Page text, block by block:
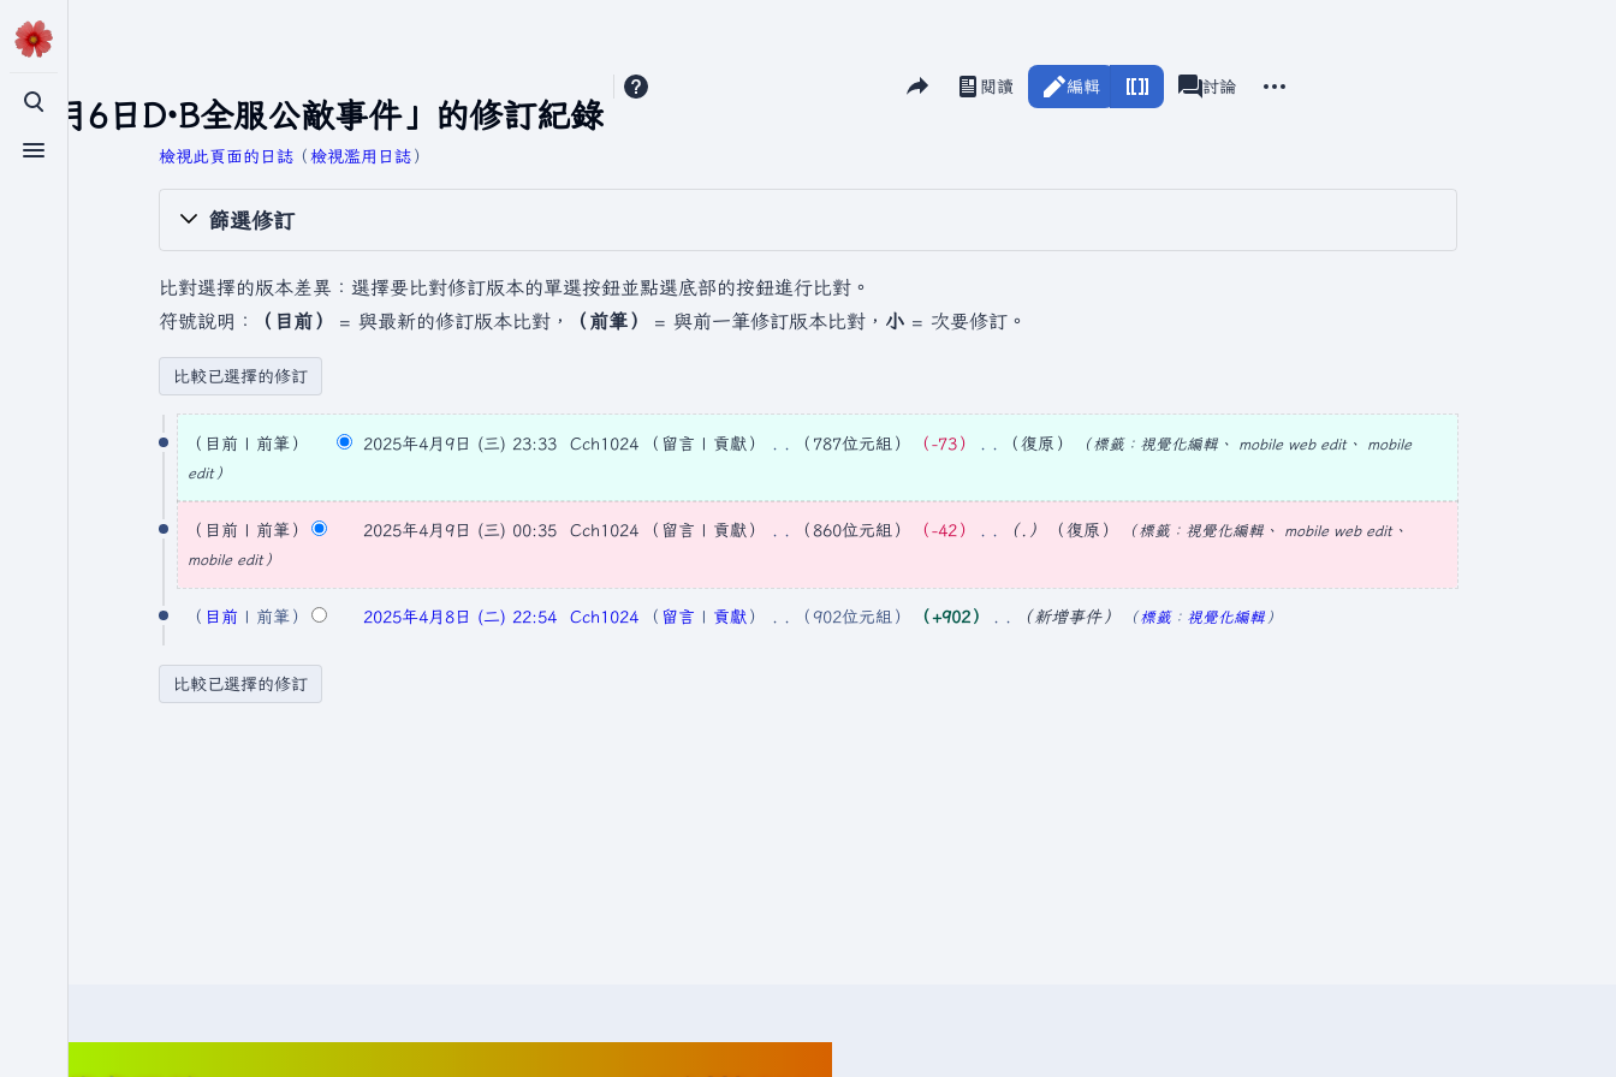
切換搜尋
切換選單
「4月6日D·B全服公敵事件」的修訂紀錄
分享此頁面
視圖閱讀 編輯
檢視歷史 associated-pages
頁面
討論
檢視此頁面的日誌 ​（檢視濫用日誌）
篩選修訂
比對選擇的版本差異：選擇要比對修訂版本的單選按鈕並點選底部的按鈕進行比對。
符號說明：
（目前） = 與最新的修訂版本比對， （前筆） = 與前一筆修訂版本比對， 小 = 次要修訂。
2
5
年
月
9
日
目前 前筆 2025年4月9日 (三) 23:33 Cch1024 留言 貢獻 787位元組
−73
無
編
輯
摘
要
復原 標籤： 視覺化編輯 mobile web edit
mobile
edit
目前 前筆 2025年4月9日 (三) 00:35 Cch1024 留言 貢獻 860位元組 −42 . 復原 標籤： 視覺化編輯
mobile web edit
mobile edit
2
2
5
)
目前 前筆 2025年4月8日 (二) 22:54 Cch1024 留言 貢獻 902位元組 +902 新增事件 標籤： 視覺化編輯